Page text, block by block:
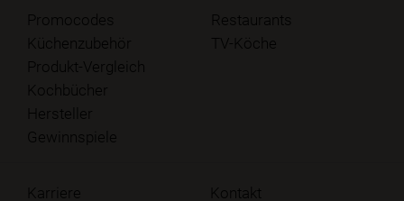
Promocodes
Küchenzubehör
Produkt-Vergleich
Kochbücher
Hersteller
Gewinnspiele
Restaurants
TV-Köche
Karriere Kontakt